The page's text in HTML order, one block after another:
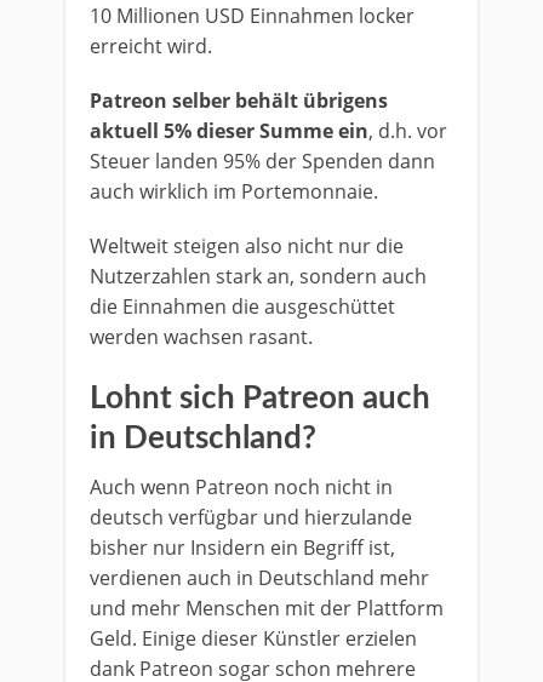
10 Millionen USD Einnahmen locker
erreicht wird.
Patreon selber behält übrigens
aktuell 5% dieser Summe ein, d.h. vor
Steuer landen 95% der Spenden dann
auch wirklich im Portemonnaie.
Weltweit steigen also nicht nur die
Nutzerzahlen stark an, sondern auch
die Einnahmen die ausgeschüttet
werden wachsen rasant.
Lohnt sich Patreon auch
in Deutschland?
Auch wenn Patreon noch nicht in
deutsch verfügbar und hierzulande
bisher nur Insidern ein Begriff ist,
verdienen auch in Deutschland mehr
und mehr Menschen mit der Plattform
Geld. Einige dieser Künstler erzielen
dank Patreon sogar schon mehrere